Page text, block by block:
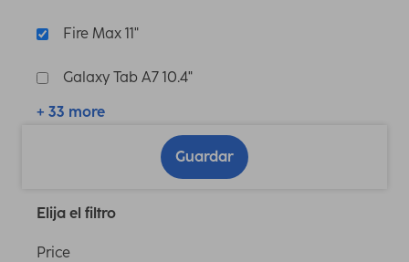
Fire Max 11"
Galaxy Tab A7 10.4"
+ 33 more
Guardar
Elija el filtro
Price